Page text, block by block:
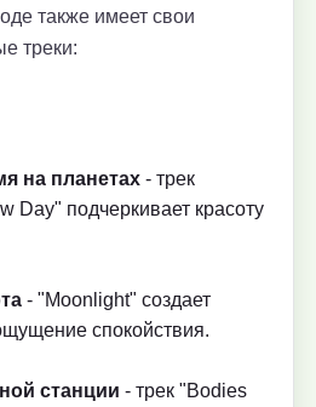
также имеет свои
треки:
на планетах - трек
Day" подчеркивает красоту
- "Moonlight" создает
спокойствия.
станции - трек "Bodies